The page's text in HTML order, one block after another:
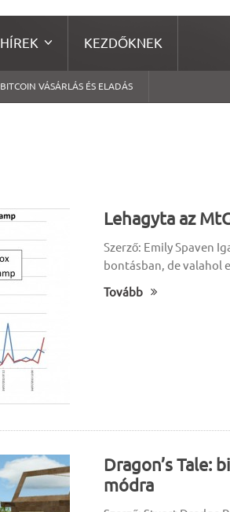
HÍREK KEZDŐKNEK
BITCOIN VÁSÁRLÁS ÉS ELADÁS
Lehagyta az
Szerző: Emily Spaven
bontásban, de valahol
Tovább
Dragon’s Tale:
módra